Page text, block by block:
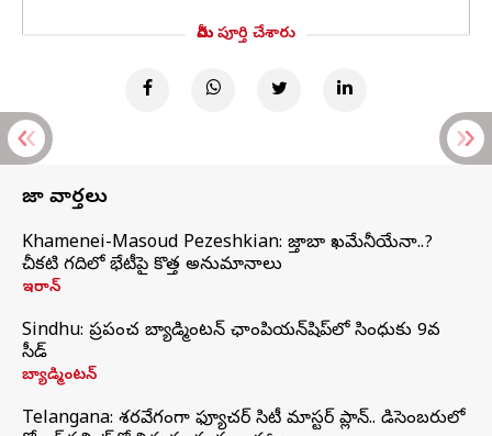
మీరు పూర్తి చేశారు
తాజా వార్తలు
Khamenei-Masoud Pezeshkian: మొజ్తాబా ఖమేనీయేనా..?
చీకటి గదిలో భేటీపై కొత్త అనుమానాలు
ఇరాన్
Sindhu: ప్రపంచ బ్యాడ్మింటన్‌ ఛాంపియన్‌షిప్‌లో సింధుకు 9వ
సీడ్
బ్యాడ్మింటన్
Telangana: శరవేగంగా ఫ్యూచర్ సిటీ మాస్టర్ ప్లాన్.. డిసెంబరులో